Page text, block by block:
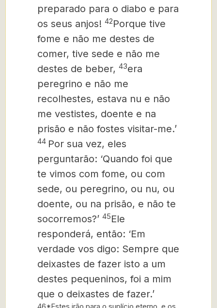
preparado para o diabo e para
os seus anjos! 42Porque tive
fome e não me destes de
comer, tive sede e não me
destes de beber, 43era
peregrino e não me
recolhestes, estava nu e não
me vestistes, doente e na
prisão e não fostes visitar-me.’
44 Por sua vez, eles
perguntarão: ‘Quando foi que
te vimos com fome, ou com
sede, ou peregrino, ou nu, ou
doente, ou na prisão, e não te
socorremos?’ 45Ele
responderá, então: ‘Em
verdade vos digo: Sempre que
deixastes de fazer isto a um
destes pequeninos, foi a mim
que o deixastes de fazer.’
46*Estes irão para o suplício eterno, e os